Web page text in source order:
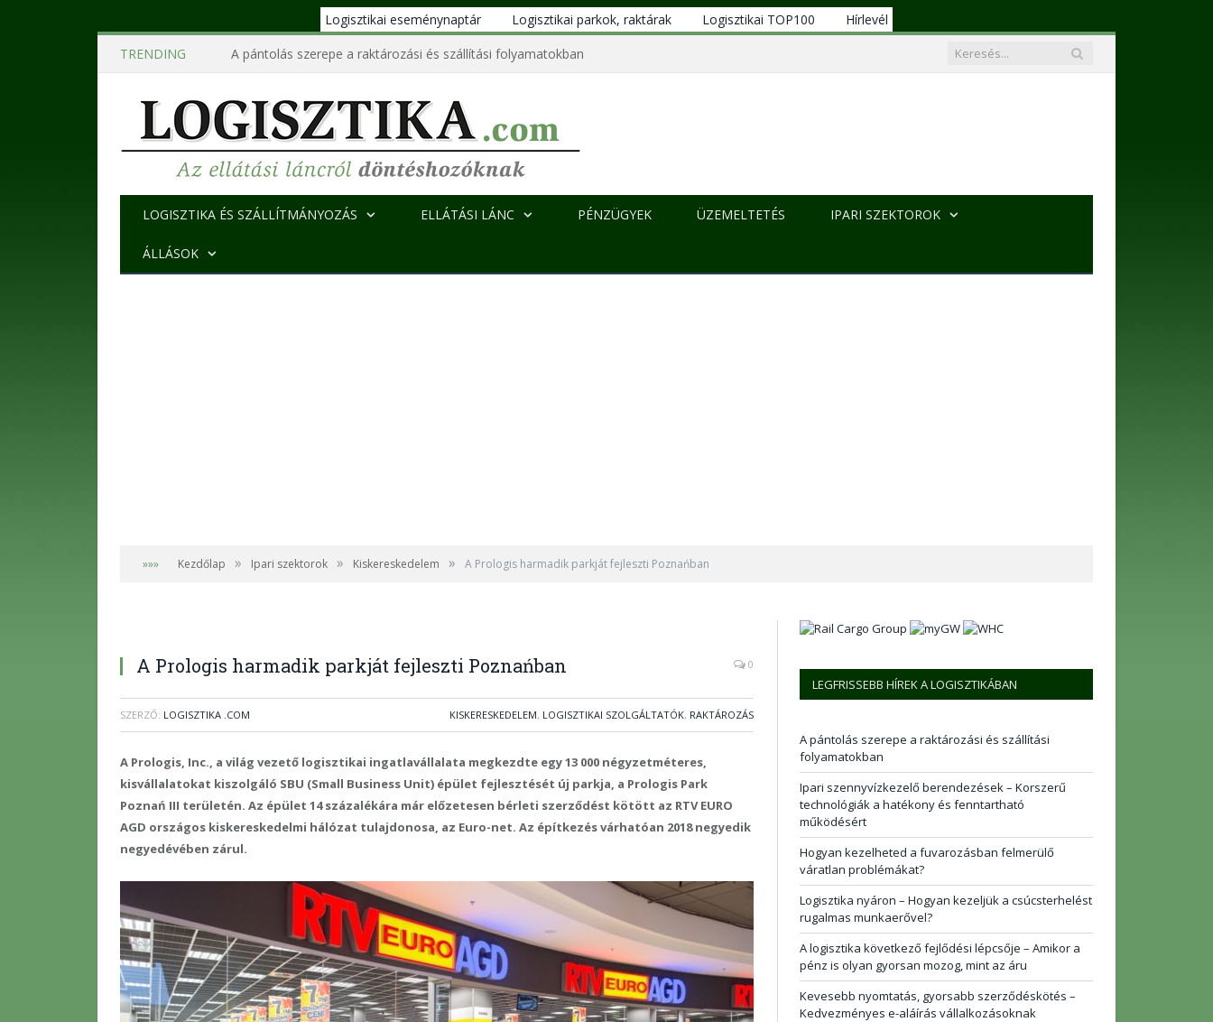
Logisztikai eseménynaptár Logisztikai parkok, raktárak Logisztikai TOP100
Hírlevél
TRENDING
A pántolás szerepe a raktározási és szállítási folyamatokban
LOGISZTIKA ÉS SZÁLLÍTMÁNYOZÁS ELLÁTÁSI LÁNC PÉNZÜGYEK ÜZEMELTETÉS IPARI SZEKTOROK
ÁLLÁSOK
»»» Kezdőlap » Ipari szektorok » Kiskereskedelem » A Prologis harmadik parkját fejleszti Poznańban
A Prologis harmadik parkját fejleszti Poznańban 0
SZERZŐ: LOGISZTIKA .COM KISKERESKEDELEM, LOGISZTIKAI SZOLGÁLTATÓK, RAKTÁROZÁS
A Prologis, Inc., a világ vezető logisztikai ingatlavállalata megkezdte egy 13 000 négyzetméteres,
kisvállalatokat kiszolgáló SBU (Small Business Unit) épület fejlesztését új parkja, a Prologis Park
Poznań III területén. Az épület 14 százalékára már előzetesen bérleti szerződést kötött az RTV EURO
AGD országos kiskereskedelmi hálózat tulajdonosa, az Euro-net. Az építkezés várhatóan 2018 negyedik
negyedévében zárul.
LEGFRISSEBB HÍREK A LOGISZTIKÁBAN
A pántolás szerepe a raktározási és szállítási
folyamatokban
Ipari szennyvízkezelő berendezések – Korszerű
technológiák a hatékony és fenntartható
működésért
Hogyan kezelheted a fuvarozásban felmerülő
váratlan problémákat?
Logisztika nyáron – Hogyan kezeljük a csúcsterhelést
rugalmas munkaerővel?
A logisztika következő fejlődési lépcsője – Amikor a
pénz is olyan gyorsan mozog, mint az áru
Kevesebb nyomtatás, gyorsabb szerződéskötés –
Kedvezményes e-aláírás vállalkozásoknak